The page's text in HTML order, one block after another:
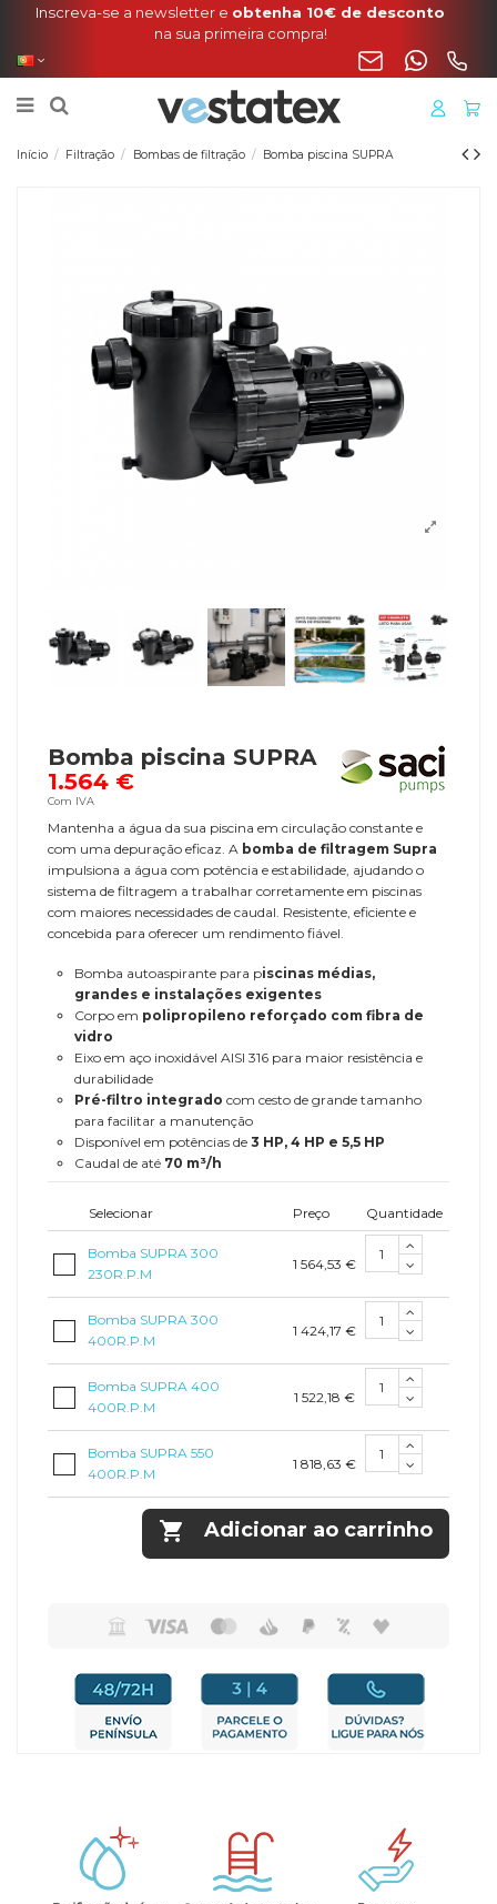
Portes incluídos na sua encomenda de manta, cobertura
o liner para a Península
Início Filtração Bombas de filtração Bomba piscina SUPRA
Bomba piscina SUPRA
1.564 €
Com IVA
Mantenha a água da sua piscina em circulação constante e
com uma depuração eficaz. A bomba de filtragem Supra
impulsiona a água com potência e estabilidade, ajudando o
sistema de filtragem a trabalhar corretamente em piscinas
com maiores necessidades de caudal. Resistente, eficiente e
concebida para oferecer um rendimento fiável.
Bomba autoaspirante para piscinas médias,
grandes e instalações exigentes
Corpo em polipropileno reforçado com fibra de
vidro
Eixo em aço inoxidável AISI 316 para maior resistência e
durabilidade
Pré-filtro integrado com cesto de grande tamanho
para facilitar a manutenção
Disponível em potências de 3 HP, 4 HP e 5,5 HP
Caudal de até 70 m³/h
Selecionar Preço Quantidade
Bomba SUPRA 300
230R.P.M
1 564,53 €
Bomba SUPRA 300
400R.P.M
1 424,17 €
Bomba SUPRA 400
400R.P.M
1 522,18 €
Bomba SUPRA 550
400R.P.M
1 818,63 €
 Adicionar ao carrinho